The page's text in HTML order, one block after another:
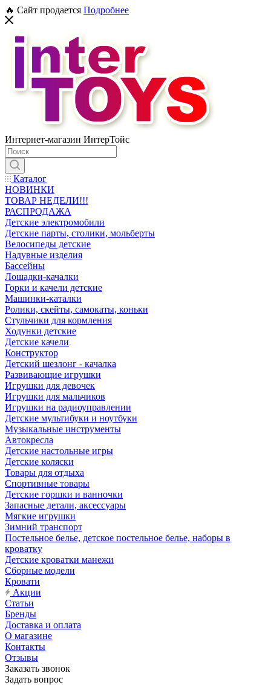
🔥 Сайт продается Подробнее
Интернет-магазин ИнтерТойс
Каталог
НОВИНКИ
ТОВАР НЕДЕЛИ!!!
РАСПРОДАЖА
Детские электромобили
Детские парты, столики, мольберты
Велосипеды детские
Надувные изделия
Бассейны
Лошадки-качалки
Горки и качели детские
Машинки-каталки
Ролики, скейты, самокаты, коньки
Стульчики для кормления
Ходунки детские
Детские качели
Конструктор
Детский шезлонг - качалка
Развивающие игрушки
Игрушки для девочек
Игрушки для мальчиков
Игрушки на радиоуправлении
Детские мультибуки и ноутбуки
Музыкальные инструменты
Автокресла
Детские настольные игры
Детские коляски
Товары для отдыха
Спортивные товары
Детские горшки и ванночки
Запасные детали, аксессуары
Мягкие игрушки
Зимний транспорт
Постельное белье, детское постельное белье, наборы в
кроватку
Детские кроватки манежи
Сборные модели
Кровати
Акции
Статьи
Бренды
Доставка и оплата
О магазине
Контакты
Отзывы
Заказать звонок
Задать вопрос